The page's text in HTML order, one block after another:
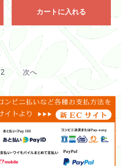
カートに入れる
2 次へ